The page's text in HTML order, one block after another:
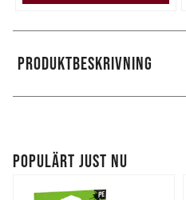
PRODUKTBESKRIVNING
POPULÄRT JUST NU